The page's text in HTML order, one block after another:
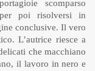
scomparso
per poi risolversi in
conclusive. Il vero
L’autrice riesce a
che macchiano
il lavoro in nero e